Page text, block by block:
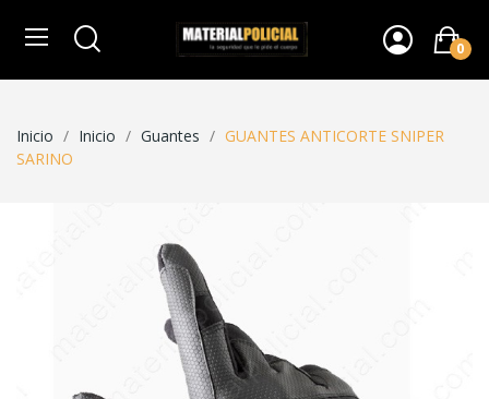
0
Inicio Inicio Guantes
GUANTES ANTICORTE SNIPER
SARINO